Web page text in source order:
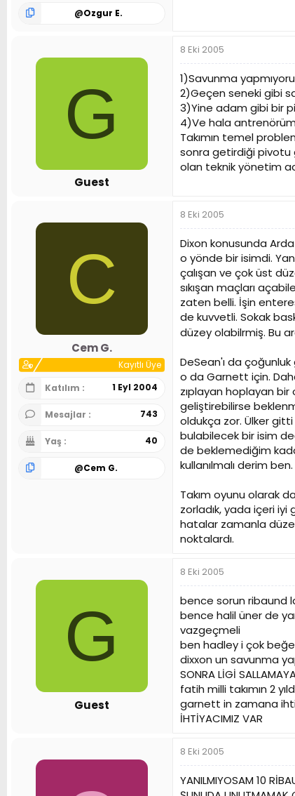
@Ozgur E.
G
Guest
8 Eki 2005
1)Savunma
2)Geçen seneki gibi
3)Yine adam gibi bir
4)Ve hala
Takımın temel
sonra getirdiği pivotu
olan teknik yönetim
C
Cem G.
Kayıtlı Üye
Katılım
1 Eyl 2004
Mesajlar 743
Yaş 40
@Cem G.
8 Eki 2005
Dixon konusunda
o yönde bir isimdi.
çalışan ve çok üst
sıkışan maçları
zaten belli. İşin
de kuvvetli. Sokak
düzey olabilrmiş. Bu
DeSean'ı da
o da Garnett için.
zıplayan hoplayan bir
geliştirebilirse
oldukça zor. Ülker gitti
bulabilecek bir isim
de beklemediğim
kullanılmalı derim ben.
Takım oyunu olarak
zorladık, yada içeri
hatalar zamanla
noktalardı.
G
Guest
8 Eki 2005
bence sorun ribaund
bence halil üner de
vazgeçmeli
ben hadley i çok
dixxon un savunma
SONRA LİGİ
fatih milli takımın 2
garnett in zamana
İHTİYACIMIZ VAR
8 Eki 2005
YANILMIYOSAM 10